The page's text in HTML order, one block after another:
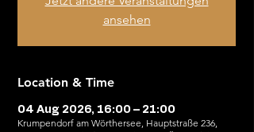
ansehen
Location & Time
04 Aug 2026, 16:00 – 21:00
Krumpendorf am Wörthersee, Hauptstraße 236,